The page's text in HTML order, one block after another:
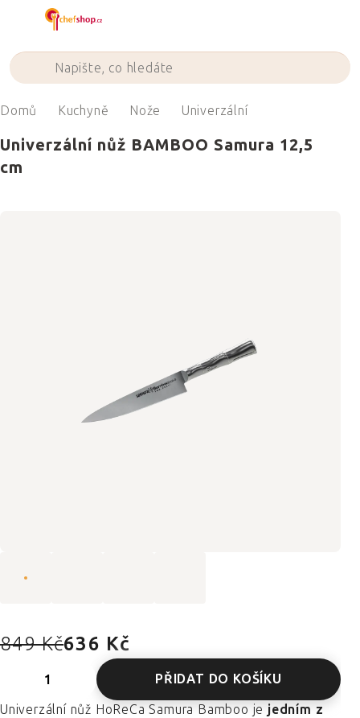
Domů Kuchyně Nože Univerzální
Univerzální nůž BAMBOO Samura 12,5
cm
849 Kč636 Kč
PŘIDAT DO KOŠÍKU
Univerzální nůž HoReCa Samura Bamboo je jedním z